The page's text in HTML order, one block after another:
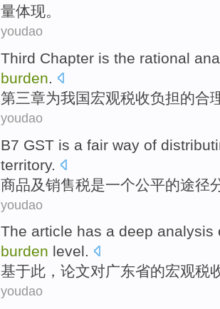
量体现。
youdao
Third Chapter is the rational
burden.
第三章为我国宏观税收负担的合
youdao
B7 GST is a fair way of
territory.
商品及销售税是一个公平的途径
youdao
The article has a deep analysis
burden level.
基于此 ， 论文对广东省的宏观税
youdao